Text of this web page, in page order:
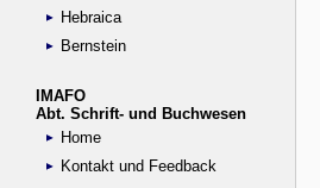
Hebraica
Bernstein
IMAFO
Abt. Schrift- und Buchwesen
Home
Kontakt und Feedback